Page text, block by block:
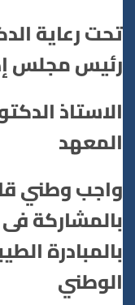
تحت رعاية
رئيس مجلس
الاستاذ
المعهد
واجب وطني
بالمشاركة فى
بالمبادرة
الوطني